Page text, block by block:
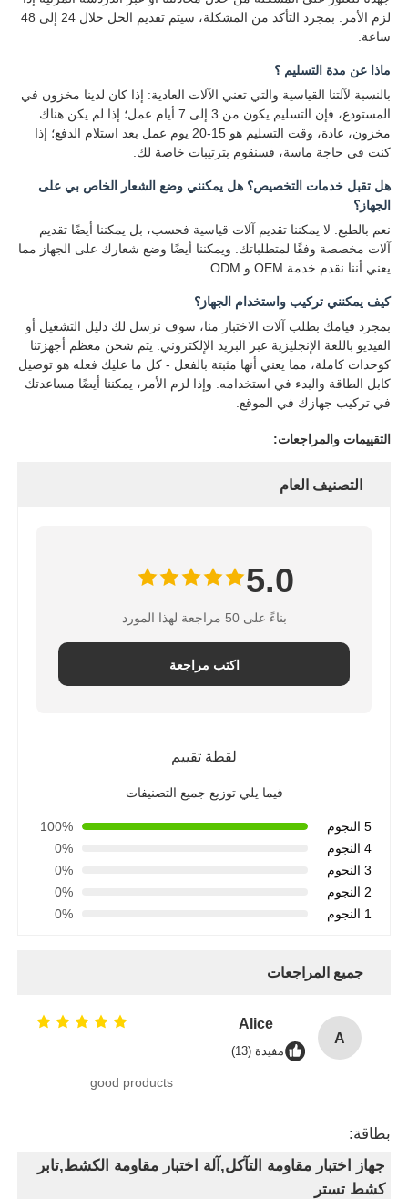
لزم الأمر. بمجرد التأكد من المشكلة، سيتم تقديم الحل خلال 24 إلى 48
ساعة.
ماذا عن مدة التسليم ؟
بالنسبة لآلتنا القياسية والتي تعني الآلات العادية: إذا كان لدينا مخزون في
المستودع، فإن التسليم يكون من 3 إلى 7 أيام عمل؛ إذا لم يكن هناك
مخزون، عادة، وقت التسليم هو 15-20 يوم عمل بعد استلام الدفع؛ إذا
كنت في حاجة ماسة، فسنقوم بترتيبات خاصة لك.
هل تقبل خدمات التخصيص؟ هل يمكنني وضع الشعار الخاص بي على
الجهاز؟
نعم بالطبع. لا يمكننا تقديم آلات قياسية فحسب، بل يمكننا أيضًا تقديم
آلات مخصصة وفقًا لمتطلباتك. ويمكننا أيضًا وضع شعارك على الجهاز مما
يعني أننا نقدم خدمة OEM و ODM.
كيف يمكنني تركيب واستخدام الجهاز؟
بمجرد قيامك بطلب آلات الاختبار منا، سوف نرسل لك دليل التشغيل أو
الفيديو باللغة الإنجليزية عبر البريد الإلكتروني. يتم شحن معظم أجهزتنا
كوحدات كاملة، مما يعني أنها مثبتة بالفعل - كل ما عليك فعله هو توصيل
كابل الطاقة والبدء في استخدامه. وإذا لزم الأمر، يمكننا أيضًا مساعدتك
في تركيب جهازك في الموقع.
التقييمات والمراجعات:
التصنيف العام
5.0
بناءً على 50 مراجعة لهذا المورد
اكتب مراجعة
لقطة تقييم
فيما يلي توزيع جميع التصنيفات
5 النجوم
100%
4 النجوم
0%
3 النجوم
0%
2 النجوم
0%
1 النجوم
0%
جميع المراجعات
A
Alice
مفيدة (13)
good products
بطاقة:
جهاز اختبار مقاومة التآكل,آلة اختبار مقاومة الكشط,تابر
كشط تستر